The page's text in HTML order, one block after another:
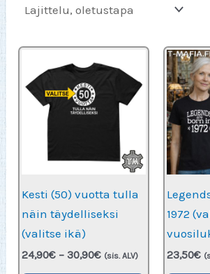
Kesti (50) vuotta tulla
näin täydelliseksi
(valitse ikä)
24,90€ – 30,90€Hintaluokka:
(sis. ALV)
1972
23,50€